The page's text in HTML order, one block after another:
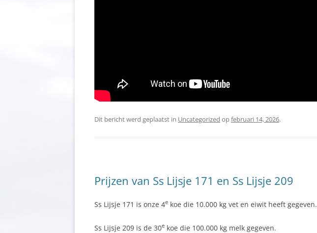
Dit bericht werd geplaatst in Uncategorized opfebruari 14, 2026.
Prijzen van Ss Lijsje 171 en Ss Lijsje 209
Ss Lijsje 171 is onze 4e koe die 10.000 kg vet en eiwit heeft gegeven.
Ss Lijsje 209 is de 30e koe die 100.000 kg melk gegeven.